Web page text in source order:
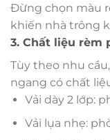
Đừng chọn màu
khiến nhà trông
3. Chất liệu rèm
Tùy theo nhu
ngang có chất
Vải dày 2 lớp:
Vải lụa nhẹ: